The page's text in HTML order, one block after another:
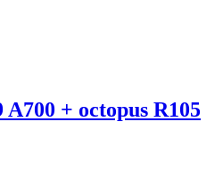
+ octopus R105